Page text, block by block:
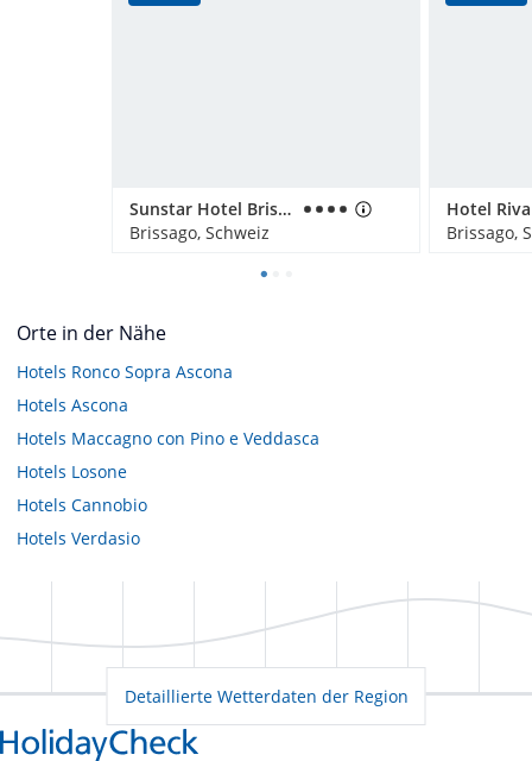
Sunstar Hotel Brissago
Brissago, Schweiz
Brissago,
Orte in der Nähe
Hotels Ronco Sopra Ascona
Hotels Ascona
Hotels Maccagno con Pino e Veddasca
Hotels Losone
Hotels Cannobio
Hotels Verdasio
Detaillierte Wetterdaten der Region